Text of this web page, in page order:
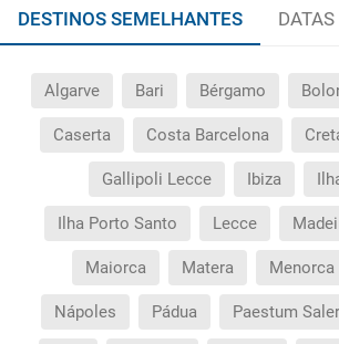
DESTINOS SEMELHANTES
Algarve Bari Bérgamo
Caserta Costa Barcelona
Gallipoli Lecce Ibiza
Ilha Porto Santo Lecce
Maiorca Matera Menorca
Nápoles Pádua Paestum